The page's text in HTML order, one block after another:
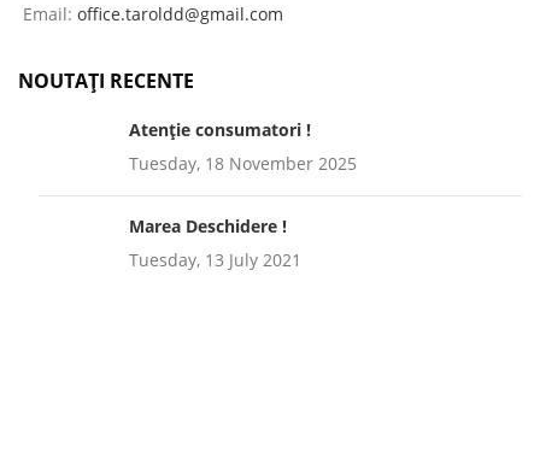
Email: office.taroldd@gmail.com
NOUTAȚI RECENTE
Atenție consumatori !
Tuesday, 18 November 2025
Marea Deschidere !
Tuesday, 13 July 2021